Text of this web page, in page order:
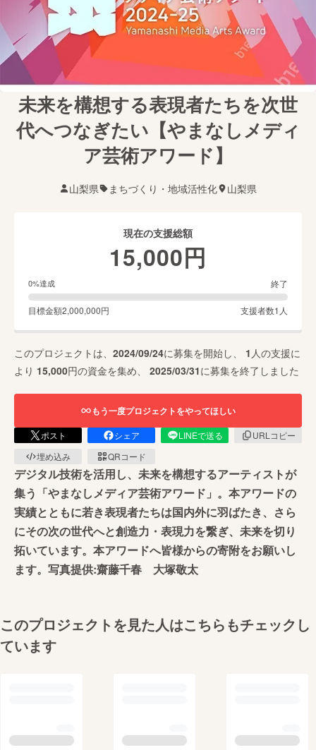
未来を構想する表現者たちを次世
代へつなぎたい【やまなしメディ
ア芸術アワード】
山梨県 まちづくり・地域活性化 山梨県
現在の支援総額
15,000円
0%達成 終了
目標金額2,000,000円 支援者数1 人
このプロジェクトは、 2024/09/24に募集を開始し、 1 人の支援に
より 15,000円の資金を集め、 2025/03/31に募集を終了しました
もう一度プロジェクトをやってほしい
ポスト シェア LINEで送る
URLコピー
埋め込み
QRコード
デジタル技術を活用し、未来を構想するアーティストが
集う「やまなしメディア芸術アワード」。本アワードの
実績とともに若き表現者たちは国内外に羽ばたき、さら
にその次の世代へと創造力・表現力を繋ぎ、未来を切り
拓いています。本アワードへ皆様からの寄附をお願いし
ます。写真提供:齋藤千春 大塚敬太
このプロジェクトを見た人はこちらもチェックし
ています